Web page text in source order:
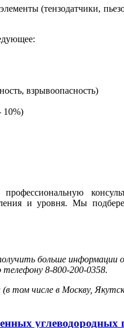
(тензодатчики,
взрывоопасность)
10%)
и уровня. Мы
больше
8-800-200-0358.
том числе в Москву,
углеводородных